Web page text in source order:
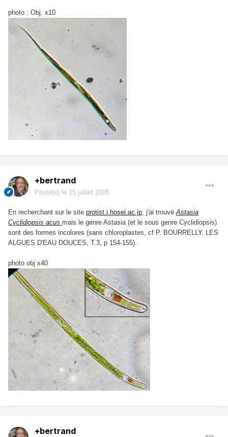
photo : Obj. x10
+bertrand
Posté(e) le 15 juillet 2005
En recherchant sur le site protist.i.hosei.ac.jp, j'ai trouvéAstasia
Cyclidiopsis acus mais le genre Astasia (et le sous genre Cyclidiopsis)
sont des formes incolores (sans chloroplastes, cf P. BOURRELLY, LES
ALGUES D'EAU DOUCES, T.3, p 154-155).
photo obj x40
+bertrand